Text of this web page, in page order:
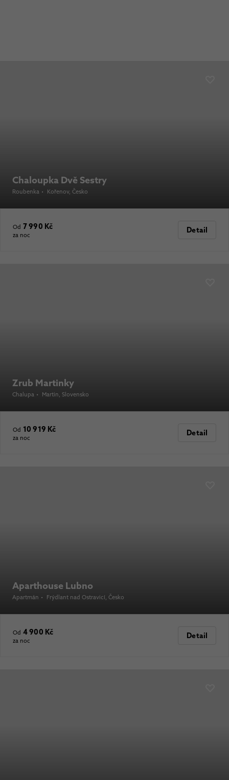
Chaloupka Dvě Sestry
Roubenka • Kořenov, Česko
Od 7 990 Kč
za noc
Detail
Zrub Martinky
Chalupa • Martin, Slovensko
Od 10 919 Kč
za noc
Detail
Aparthouse Lubno
Apartmán • Frýdlant nad Ostravicí, Česko
Od 4 900 Kč
za noc
Detail